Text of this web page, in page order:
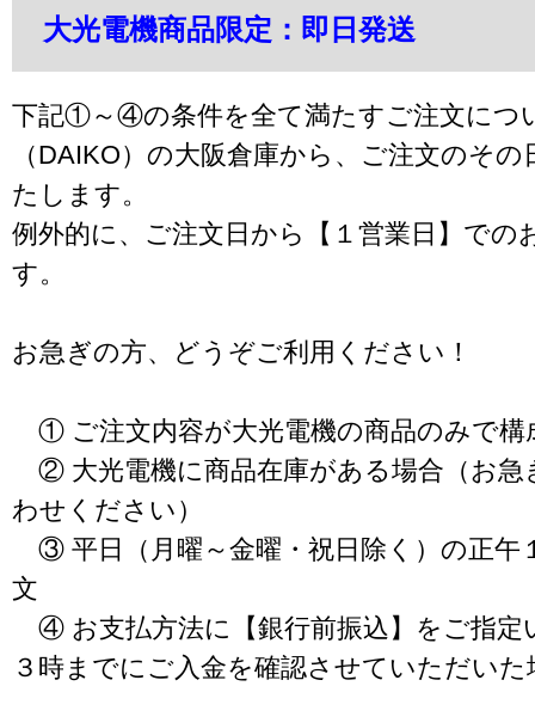
大光電機商品限定：即日発送
下記①～④の条件を全て満たすご注文につ
（DAIKO）の大阪倉庫から、ご注文のそ
たします。
例外的に、ご注文日から【１営業日】での
す。
お急ぎの方、どうぞご利用ください！
① ご注文内容が大光電機の商品のみで構
② 大光電機に商品在庫がある場合（お急
わせください）
③ 平日（月曜～金曜・祝日除く）の正午
文
④ お支払方法に【銀行前振込】をご指定
３時までにご入金を確認させていただいた